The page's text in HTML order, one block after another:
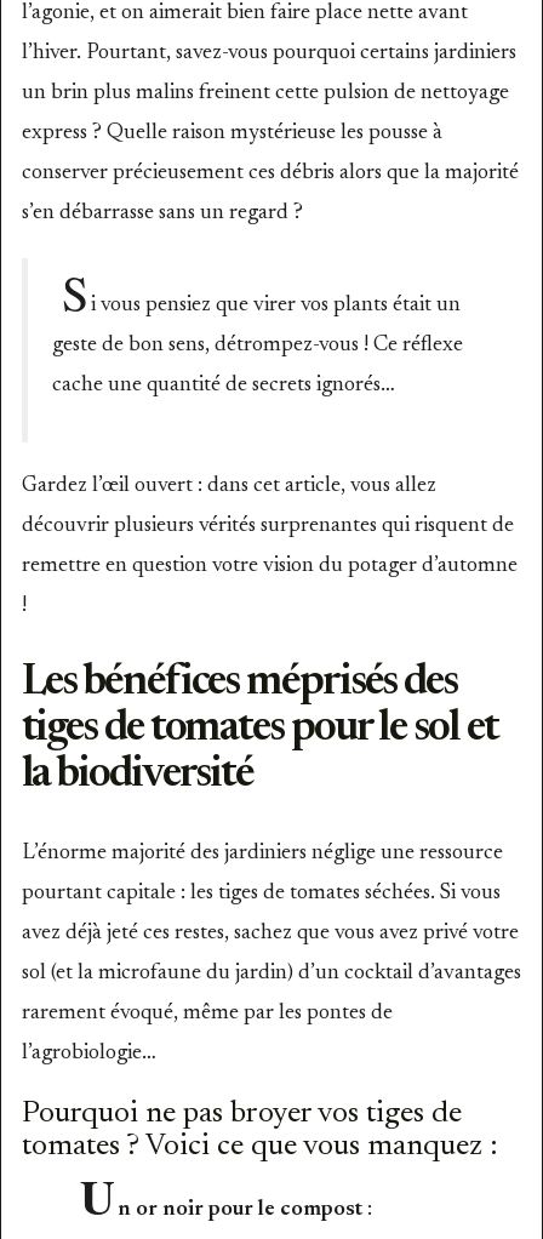
l’agonie, et on aimerait bien faire place nette avant
l’hiver. Pourtant, savez-vous pourquoi certains jardiniers
un brin plus malins freinent cette pulsion de nettoyage
express ? Quelle raison mystérieuse les pousse à
conserver précieusement ces débris alors que la majorité
s’en débarrasse sans un regard ?
S i vous pensiez que virer vos plants était un
geste de bon sens, détrompez-vous ! Ce réflexe
cache une quantité de secrets ignorés…
Gardez l’œil ouvert : dans cet article, vous allez
découvrir plusieurs vérités surprenantes qui risquent de
remettre en question votre vision du potager d’automne
!
Les bénéfices méprisés des
tiges de tomates pour le sol et
la biodiversité
L’énorme majorité des jardiniers néglige une ressource
pourtant capitale : les tiges de tomates séchées. Si vous
avez déjà jeté ces restes, sachez que vous avez privé votre
sol (et la microfaune du jardin) d’un cocktail d’avantages
rarement évoqué, même par les pontes de
l’agrobiologie…
Pourquoi ne pas broyer vos tiges de
tomates ? Voici ce que vous manquez :
U n or noir pour le compost: